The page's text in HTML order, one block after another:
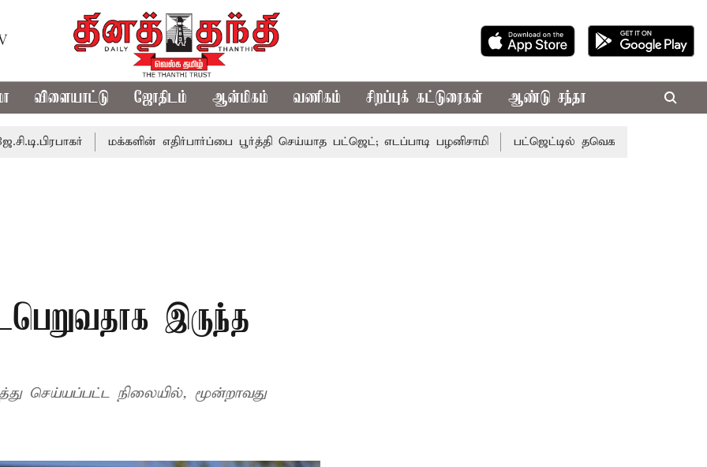
விளையாட்டு ஜோதிடம் ஆன்மிகம் வணிகம் சிறப்புக் கட்டுரைகள் ஆண்டு சந்தா
மக்களின் எதிர்பார்ப்பை பூர்த்தி செய்யாத பட்ஜெட்; எடப்பாடி பழனிசாமி பட்ஜெட்டில் தவெக அரசின் வாக்குறுதிகள்
இருந்த
செய்யப்பட்ட நிலையில், மூன்றாவது